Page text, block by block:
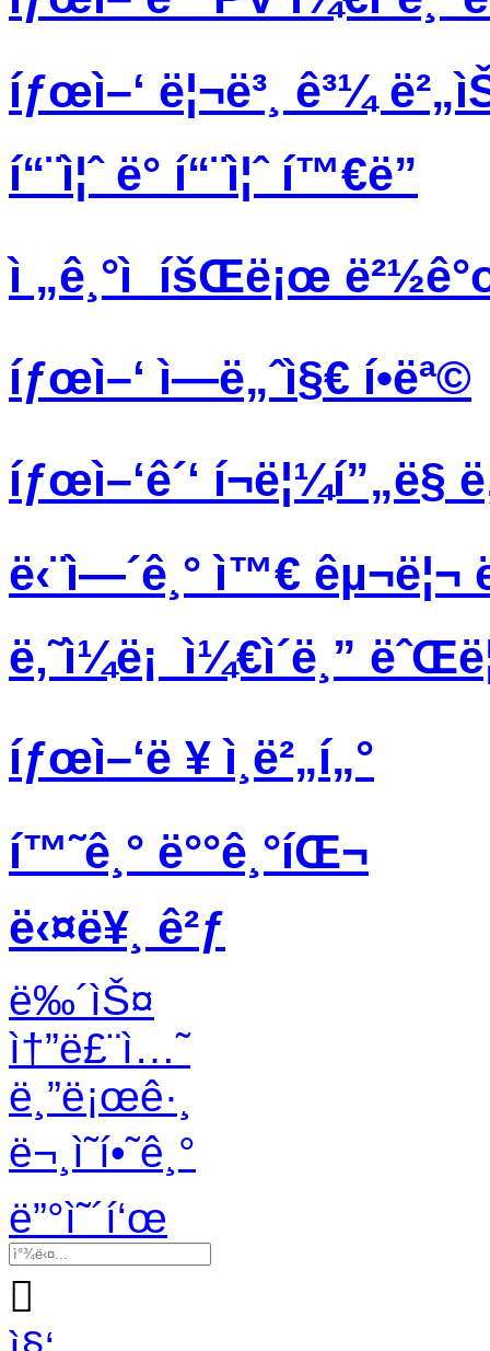
íƒœì–‘ ë¦¬ë³¸ ê³¼
í“¨ì¦ˆ ë° í“¨ì¦ˆ í™€ë”
ì „ê¸°ì  íšŒë¡œ
íƒœì–‘ ì—ë„ˆì§€ í•­ëª©
íƒœì–‘ê´‘ í¬ë¦¼í”„ë§
ë‹¨ì—´ê¸° ì™€ êµ¬ë¦¬
ë‚˜ì¼ë¡ ì¼€ì´ë¸”
íƒœì–‘ë ¥ ì¸ë²„í„°
í™˜ê¸° ë°°ê¸°íŒ¬
ë‹¤ë¥¸ ê²ƒ
ë‰´ìŠ¤
ì†”ë£¨ì…˜
ë¸”ë¡œê·¸
ë¬¸ì˜í•˜ê¸°
ë”°ì˜´í‘œ
